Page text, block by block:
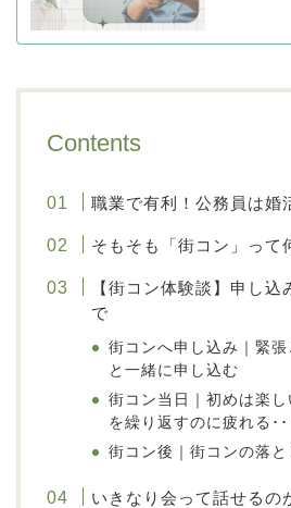
Contents
職業で有利！公務員は婚
そもそも「街コン」って
【街コン体験談】申し込
で
街コンへ申し込み｜緊
と一緒に申し込む
街コン当日｜初めは楽
を繰り返すのに疲れる･･
街コン後｜街コンの落と
いきなり会って話せるの